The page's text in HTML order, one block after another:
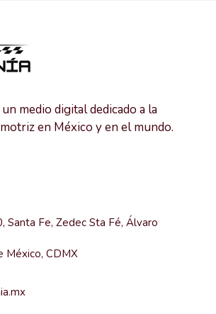
medio digital dedicado a la
en México y en el mundo.
Santa Fe, Zedec Sta Fé, Álvaro
México, CDMX